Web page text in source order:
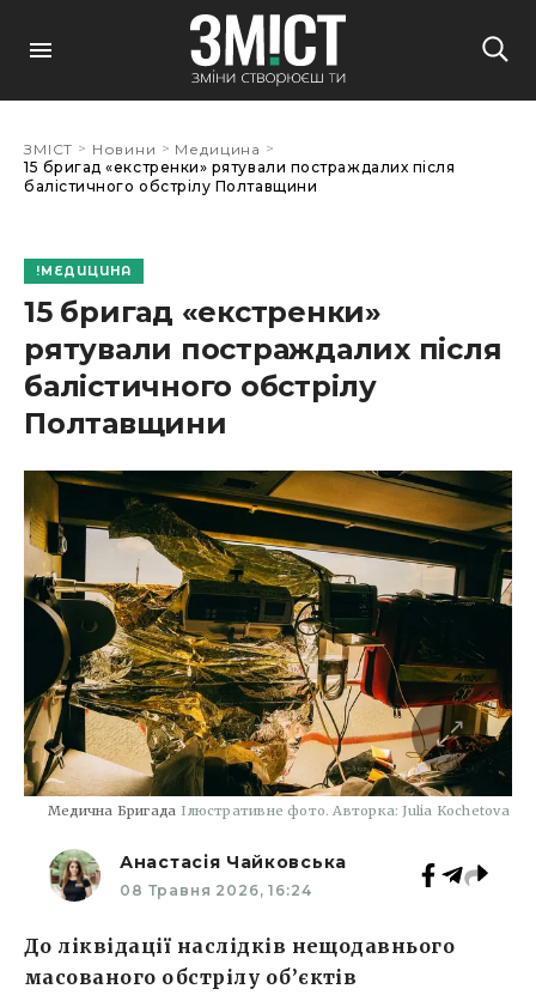
ЗМІСТ > Новини > Медицина >
15 бригад «екстренки» рятували постраждалих після
балістичного обстрілу Полтавщини
МЕДИЦИНА
15 бригад «екстренки»
рятували постраждалих після
балістичного обстрілу
Полтавщини
Медична Бригада Ілюстративне фото. Авторка: Julia Kochetova
Анастасія Чайковська
08 Травня 2026, 16:24
До ліквідації наслідків нещодавнього
масованого обстрілу об’єктів